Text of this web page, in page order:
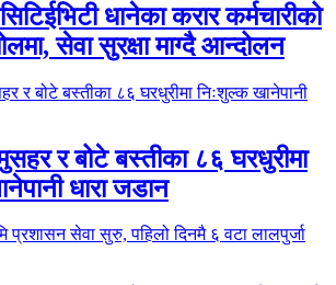
धानेका करार कर्मचारीको
सेवा सुरक्षा माग्दै आन्दोलन
र बोटे बस्तीका ८६ घरधुरीमा
धारा जडान